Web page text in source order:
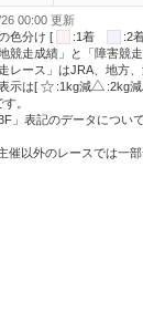
00:00 更新
色分け [
:1着 :2
競走成績」と「障害競
レース」はJRA、地方、
示は[
:1kg減 :2kg減
。
」表記のデータについ
催以外のレースでは一部